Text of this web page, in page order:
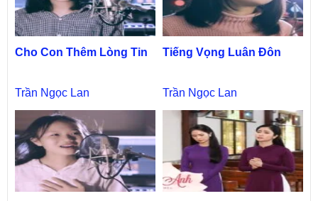
Cho Con Thêm Lòng Tin
Trần Ngọc Lan
Tiếng Vọng Luân Đôn
Trần Ngọc Lan